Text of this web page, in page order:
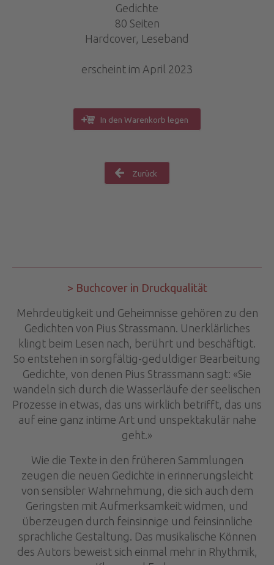
Gedichte
80 Seiten
Hardcover, Leseband
erscheint im April 2023
In den Warenkorb legen
Zurück
> Buchcover in Druckqualität
Mehrdeutigkeit und Geheimnisse gehören zu den
Gedichten von Pius Strassmann. Unerklärliches
klingt beim Lesen nach, berührt und beschäftigt.
So entstehen in sorgfältig-geduldiger Bearbeitung
Gedichte, von denen Pius Strassmann sagt: «Sie
wandeln sich durch die Wasserläufe der seelischen
Prozesse in etwas, das uns wirklich betrifft, das uns
auf eine ganz intime Art und unspektakulär nahe
geht.»
Wie die Texte in den früheren Sammlungen
zeugen die neuen Gedichte in erinnerungsleicht
von sensibler Wahrnehmung, die sich auch dem
Geringsten mit Aufmerksamkeit widmen, und
überzeugen durch feinsinnige und feinsinnliche
sprachliche Gestaltung. Das musikalische Können
des Autors beweist sich einmal mehr in Rhythmik,